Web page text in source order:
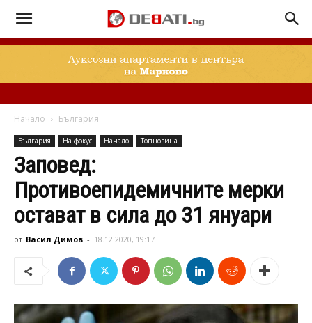
Начало България
България На фокус Начало Топновина
Заповед:
Противоепидемичните мерки
остават в сила до 31 януари
от Васил Димов - 18.12.2020, 19:17